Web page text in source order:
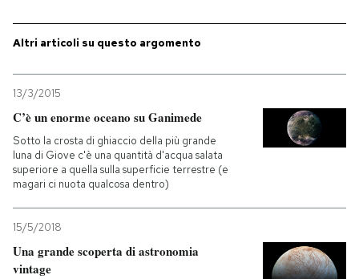
PODCAST
NEWSLETTER
SHOP
CALENDARIO
Altri articoli su questo argomento
13/3/2015
C’è un enorme oceano su Ganimede
Sotto la crosta di ghiaccio della più grande
luna di Giove c'è una quantità d'acqua salata
superiore a quella sulla superficie terrestre (e
magari ci nuota qualcosa dentro)
15/5/2018
Una grande scoperta di astronomia
vintage